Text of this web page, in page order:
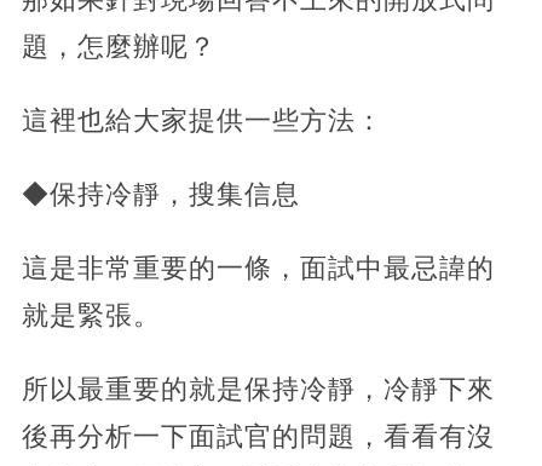
題，怎麼辦呢？
這裡也給大家提供一些方法：
◆保持冷靜，搜集信息
這是非常重要的一條，面試中最忌諱的
就是緊張。
所以最重要的就是保持冷靜，冷靜下來
後再分析一下面試官的問題，看看有沒